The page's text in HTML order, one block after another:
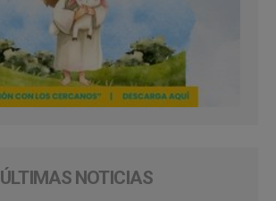
ÚLTIMAS NOTICIAS